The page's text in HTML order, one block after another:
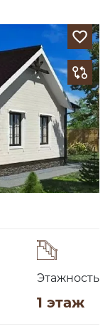
Этажность
1 этаж